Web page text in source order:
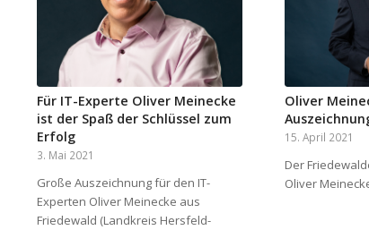
Für IT-Experte Oliver Meinecke
ist der Spaß der Schlüssel zum
Erfolg
3. Mai 2021
Große Auszeichnung für den IT-
Experten Oliver Meinecke aus
Friedewald (Landkreis Hersfeld-
Oliver
15. April 2021
Der
Oliver